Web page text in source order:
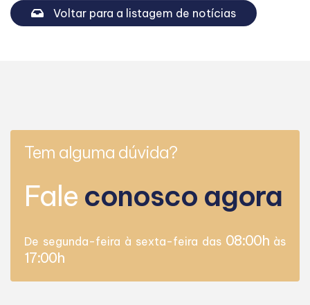
Voltar para a listagem de notícias
Tem alguma dúvida?
Fale conosco agora
De segunda-feira à sexta-feira das 08:00h às
17:00h